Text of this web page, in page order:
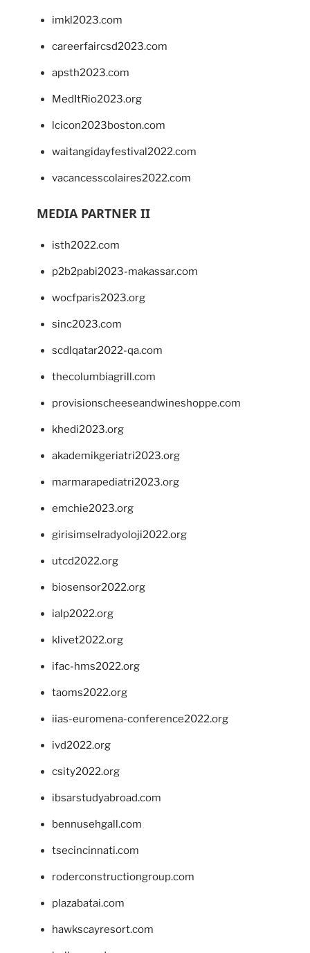
imkl2023.com
careerfaircsd2023.com
apsth2023.com
MedItRio2023.org
lcicon2023boston.com
waitangidayfestival2022.com
vacancesscolaires2022.com
MEDIA PARTNER II
isth2022.com
p2b2pabi2023-makassar.com
wocfparis2023.org
sinc2023.com
scdlqatar2022-qa.com
thecolumbiagrill.com
provisionscheeseandwineshoppe.com
khedi2023.org
akademikgeriatri2023.org
marmarapediatri2023.org
emchie2023.org
girisimselradyoloji2022.org
utcd2022.org
biosensor2022.org
ialp2022.org
klivet2022.org
ifac-hms2022.org
taoms2022.org
iias-euromena-conference2022.org
ivd2022.org
csity2022.org
ibsarstudyabroad.com
bennusehgall.com
tsecincinnati.com
roderconstructiongroup.com
plazabatai.com
hawkscayresort.com